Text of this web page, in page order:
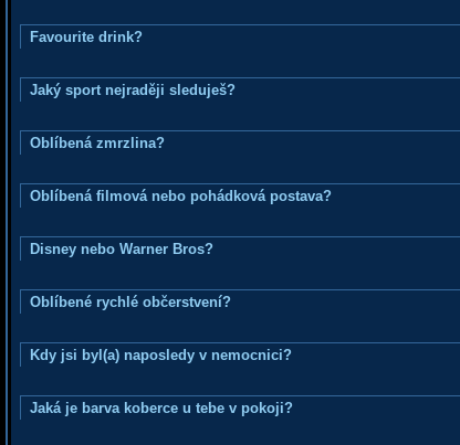
Favourite drink?
Jaký sport nejraději sleduješ?
Oblíbená zmrzlina?
Oblíbená filmová nebo pohádková postava?
Disney nebo Warner Bros?
Oblíbené rychlé občerstvení?
Kdy jsi byl(a) naposledy v nemocnici?
Jaká je barva koberce u tebe v pokoji?